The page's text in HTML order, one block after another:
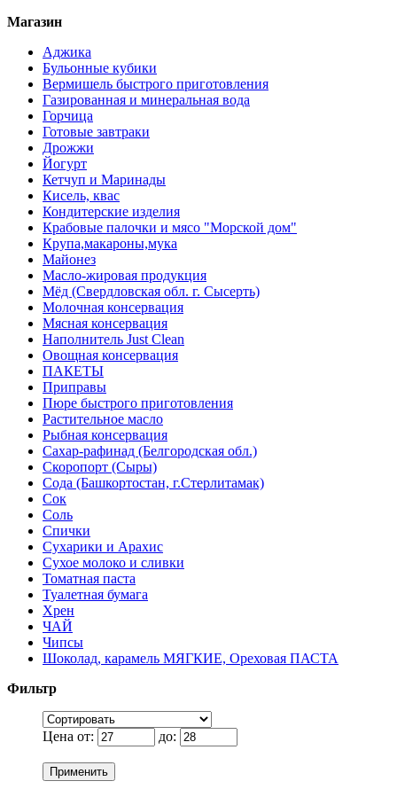
Магазин
Аджика
Бульонные кубики
Вермишель быстрого приготовления
Газированная и минеральная вода
Горчица
Готовые завтраки
Дрожжи
Йогурт
Кетчуп и Маринады
Кисель, квас
Кондитерские изделия
Крабовые палочки и мясо "Морской дом"
Крупа,макароны,мука
Майонез
Масло-жировая продукция
Мёд (Свердловская обл. г. Сысерть)
Молочная консервация
Мясная консервация
Наполнитель Just Clean
Овощная консервация
ПАКЕТЫ
Приправы
Пюре быстрого приготовления
Растительное масло
Рыбная консервация
Сахар-рафинад (Белгородская обл.)
Скоропорт (Сыры)
Сода (Башкортостан, г.Стерлитамак)
Сок
Соль
Спички
Сухарики и Арахис
Сухое молоко и сливки
Томатная паста
Туалетная бумага
Хрен
ЧАЙ
Чипсы
Шоколад, карамель МЯГКИЕ, Ореховая ПАСТА
Фильтр
Цена от: до:
Применить